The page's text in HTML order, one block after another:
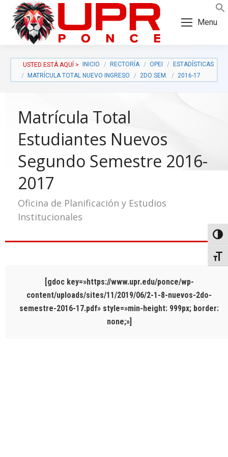
Skip
Content
Skip
navigation
Menu
INICIO RECTORÍA OPEI
ESTADÍSTICAS
MATRÍCULA TOTAL NUEVO INGRESO
2DO SEM. 2016-17
Matrícula Total
Estudiantes Nuevos
Segundo Semestre 2016-
2017
Oficina de Planificación y Estudios
Institucionales
[gdoc key=»https://www.upr.edu/ponce/wp-
content/uploads/sites/11/2019/06/2-1-8-nuevos-2do-
semestre-2016-17.pdf» style=»min-height: 999px; border:
none;»]